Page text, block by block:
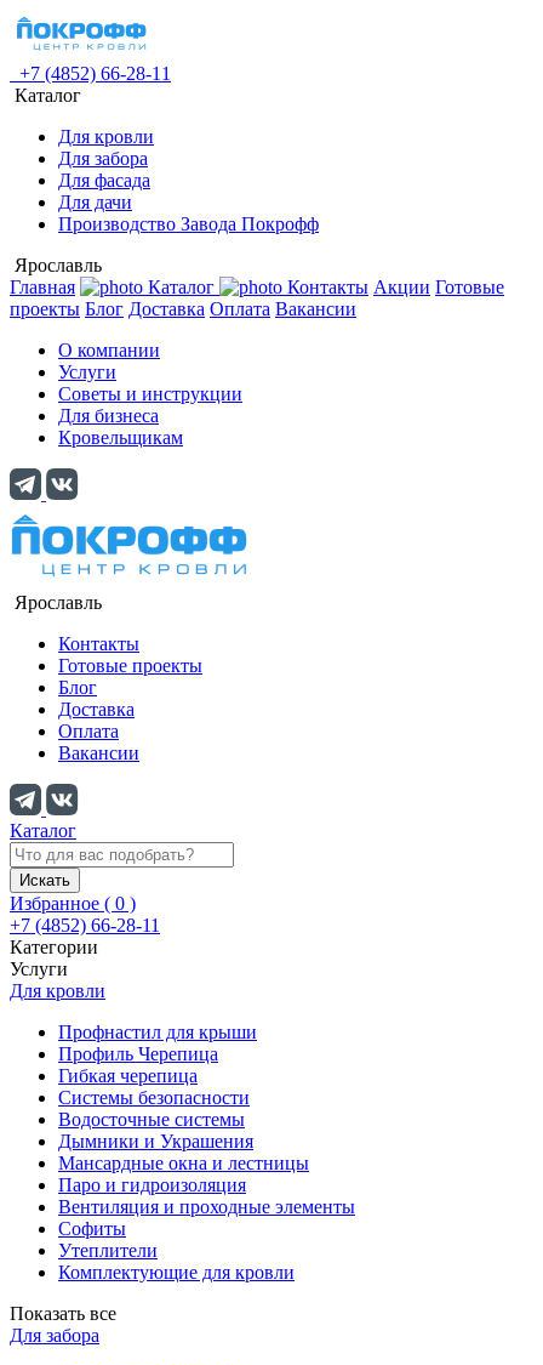
+7 (4852) 66-28-11
Каталог
Для кровли
Для забора
Для фасада
Для дачи
Производство Завода Покрофф
Ярославль
Главная
Каталог Контакты Акции Готовые
проекты Блог Доставка Оплата Вакансии
О компании
Услуги
Советы и инструкции
Для бизнеса
Кровельщикам
Ярославль
Контакты
Готовые проекты
Блог
Доставка
Оплата
Вакансии
Каталог
Искать
Избранное ( 0 )
+7 (4852) 66-28-11
Категории
Услуги
Для кровли
Профнастил для крыши
Профиль Черепица
Гибкая черепица
Системы безопасности
Водосточные системы
Дымники и Украшения
Мансардные окна и лестницы
Паро и гидроизоляция
Вентиляция и проходные элементы
Софиты
Утеплители
Комплектующие для кровли
Показать все
Для забора